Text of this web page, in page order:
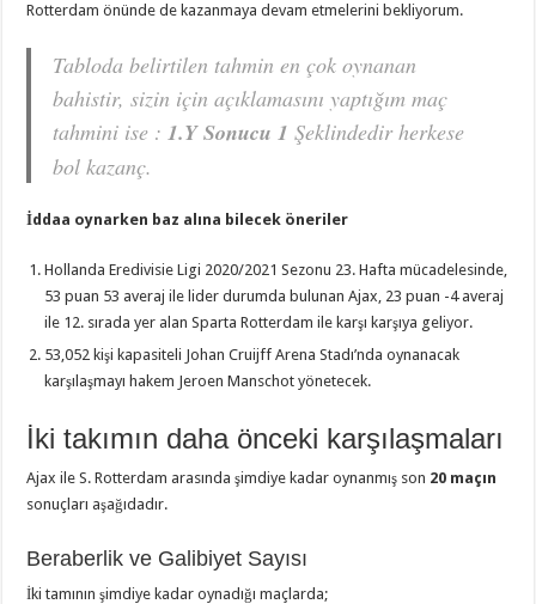
Rotterdam önünde de kazanmaya devam etmelerini bekliyorum.
Tabloda belirtilen tahmin en çok oynanan
bahistir, sizin için açıklamasını yaptığım maç
tahmini ise :1.Y Sonucu 1Şeklindedir herkese
bol kazanç.
İddaa oynarken baz alına bilecek öneriler
Hollanda Eredivisie Ligi 2020/2021 Sezonu 23. Hafta mücadelesinde,
53 puan 53 averaj ile lider durumda bulunan Ajax, 23 puan -4 averaj
ile 12. sırada yer alan Sparta Rotterdam ile karşı karşıya geliyor.
53,052 kişi kapasiteli Johan Cruijff Arena Stadı’nda oynanacak
karşılaşmayı hakem Jeroen Manschot yönetecek.
İki takımın daha önceki karşılaşmaları
Ajax ile S. Rotterdam arasında şimdiye kadar oynanmış son 20 maçın
sonuçları aşağıdadır.
Beraberlik ve Galibiyet Sayısı
İki tamının şimdiye kadar oynadığı maçlarda;